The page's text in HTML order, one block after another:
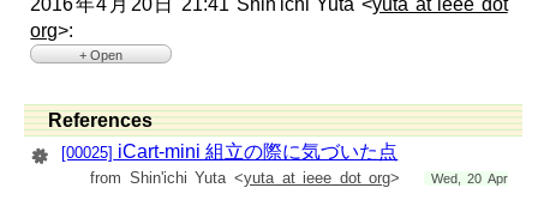
2016年4月20日 21:41 Shin'ichi Yuta <yuta at ieee dot
org>:
+ Open
> 私が、関与しているグループで、iCart-miniを移動体開発のた
めの実験に使うことを勧めておりますが、その組み立ての際、
気がついたこととして以下の課題等が届きました。
>
> ご参考まで。
References
[00025] iCart-mini 組立の際に気づいた点
from Shin'ichi Yuta <yuta at ieee dot org> Wed, 20 Apr